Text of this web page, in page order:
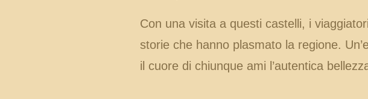
Con una visita a questi castelli, i
storie che hanno plasmato la regione.
il cuore di chiunque ami l’autentica